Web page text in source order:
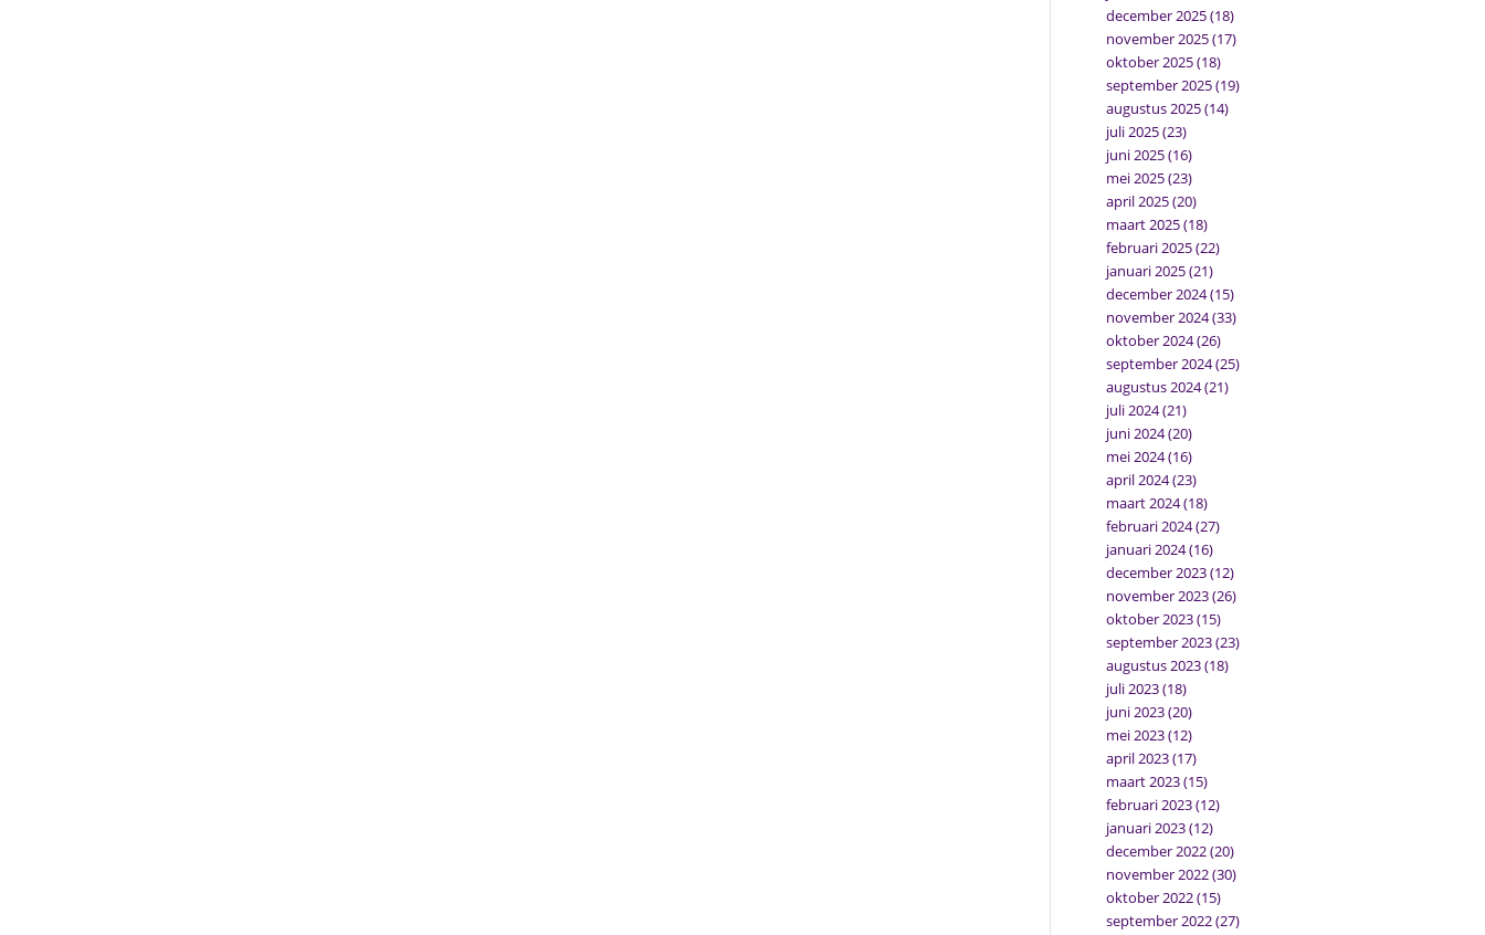
december 2025(18)
november 2025(17)
oktober 2025(18)
september 2025(19)
augustus 2025(14)
juli 2025(23)
juni 2025(16)
mei 2025(23)
april 2025(20)
maart 2025(18)
februari 2025(22)
januari 2025(21)
december 2024(15)
november 2024(33)
oktober 2024(26)
september 2024(25)
augustus 2024(21)
juli 2024(21)
juni 2024(20)
mei 2024(16)
april 2024(23)
maart 2024(18)
februari 2024(27)
januari 2024(16)
december 2023(12)
november 2023(26)
oktober 2023(15)
september 2023(23)
augustus 2023(18)
juli 2023(18)
juni 2023(20)
mei 2023(12)
april 2023(17)
maart 2023(15)
februari 2023(12)
januari 2023(12)
december 2022(20)
november 2022(30)
oktober 2022(15)
september 2022(27)